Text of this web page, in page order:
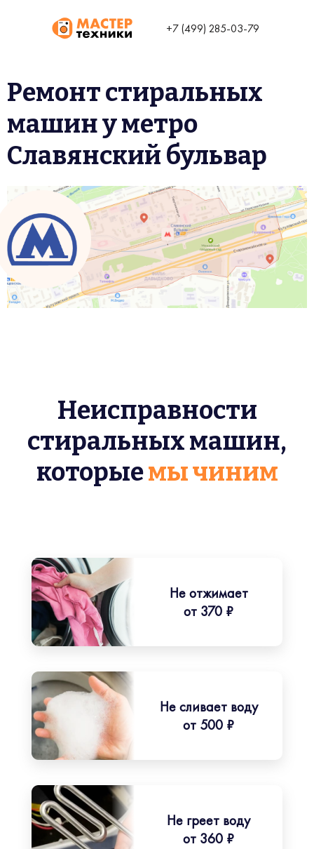
+7 (499) 285-03-79
Ремонт стиральных
машин у метро
Славянский бульвар
Неисправности
стиральных машин,
которыемы чиним
Не отжимает
от 370 ₽
Не сливает воду
от 500 ₽
Не греет воду
от 360 ₽